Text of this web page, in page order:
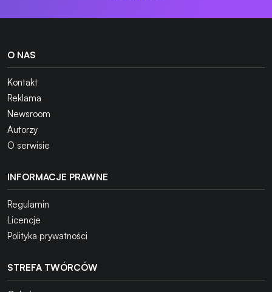
O NAS
Kontakt
Reklama
Newsroom
Autorzy
O serwisie
INFORMACJE PRAWNE
Regulamin
Licencje
Polityka prywatności
STREFA TWÓRCÓW